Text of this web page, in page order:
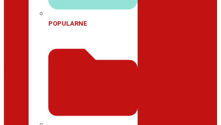
POPULARNE